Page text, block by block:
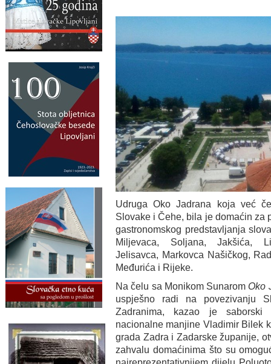
Udruga Oko Jadrana koja već
Slovake i Čehe, bila je domaćin
gastronomskog predstavljanja
Miljevaca, Soljana, Jakšića,
Jelisavca, Markovca Našičkog,
Međurića i Rijeke.
Na čelu sa Monikom Sunarom Oko
uspješno radi na povezivanju
Zadranima, kazao je
nacionalne manjine Vladimir Bilek
grada Zadra i Zadarske županije,
zahvalu domaćinima što su